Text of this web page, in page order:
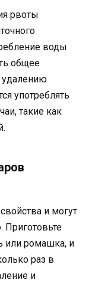
рвоты
воды
общее
удалению
употреблять
такие как
и могут
Приготовьте
или ромашка, и
раз в
и